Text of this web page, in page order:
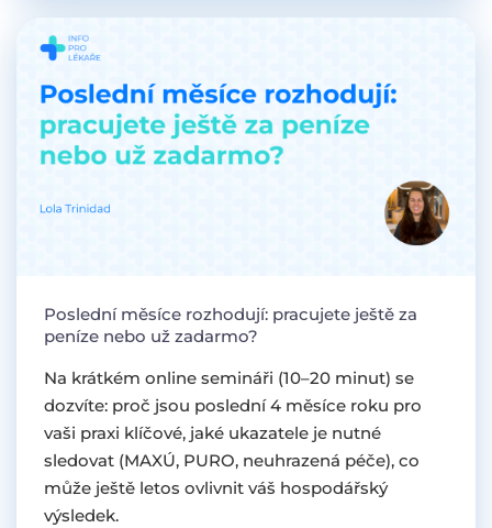
Poslední měsíce rozhodují: pracujete ještě za
peníze nebo už zadarmo?
Na krátkém online semináři (10–20 minut) se
dozvíte: proč jsou poslední 4 měsíce roku pro
vaši praxi klíčové, jaké ukazatele je nutné
sledovat (MAXÚ, PURO, neuhrazená péče), co
může ještě letos ovlivnit váš hospodářský
výsledek.